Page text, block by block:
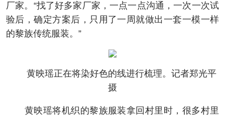
厂家。“找了好多家厂家，一点一点沟通，一次一次试
验后，确定方案后，只用了一周就做出一套一模一样
的黎族传统服装。”
黄映瑶正在将染好色的线进行梳理。记者郑光平
摄
黄映瑶将机织的黎族服装拿回村里时，很多村里